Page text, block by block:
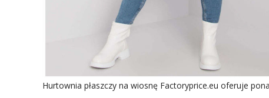
Hurtownia płaszczy na wiosnę Factoryprice.eu oferuje